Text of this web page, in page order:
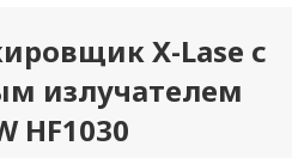
X-Lase с
излучателем
HF1030